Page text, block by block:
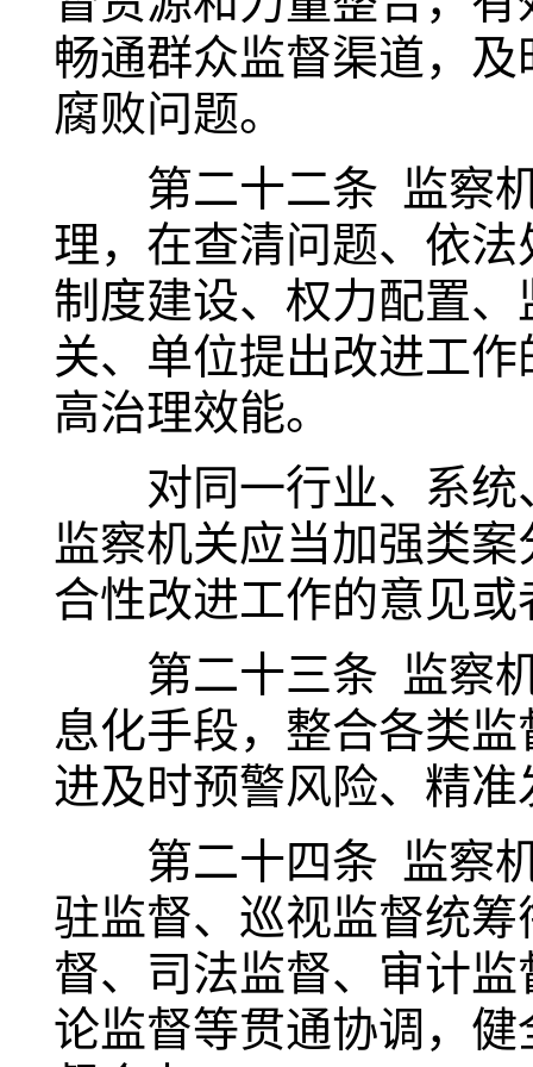
畅通群众监督渠道，
腐败问题。
第二十二条 监察机
理，在查清问题、依
制度建设、权力配置
关、单位提出改进工
高治理效能。
对同一行业、系统
监察机关应当加强类
合性改进工作的意见
第二十三条 监察机
息化手段，整合各类
进及时预警风险、精
第二十四条 监察机
驻监督、巡视监督统
督、司法监督、审计
论监督等贯通协调，